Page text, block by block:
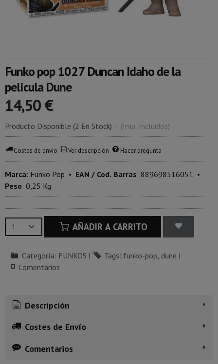
Funko pop 1027 Duncan Idaho de la
película Dune
14,50 €
Producto Disponible (2 En Stock) - (Imp. Incluidos)
Costes de envío Ver descripción Hacer pregunta
Marca: Funko Pop • EAN / Cod. Barras: 889698516051 •
Peso: 0,25 Kg
AÑADIR A CARRITO
Categoría: FUNKOS | Tags: funko-pop dune |
Comentarios
Descripción
Costes de Envío
Comentarios